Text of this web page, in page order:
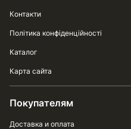
Контакти
Політика конфіденційності
Каталог
Карта сайта
Покупателям
Доставка и оплата